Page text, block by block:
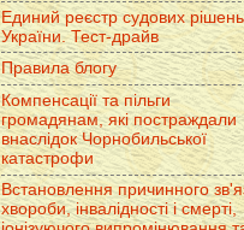
Единий реєстр судових рішень
України. Тест-драйв
Правила блогу
Компенсації та пільги
громадянам, які постраждали
внаслідок Чорнобильської
катастрофи
Встановлення причинного
хвороби, інвалідності і смерті,